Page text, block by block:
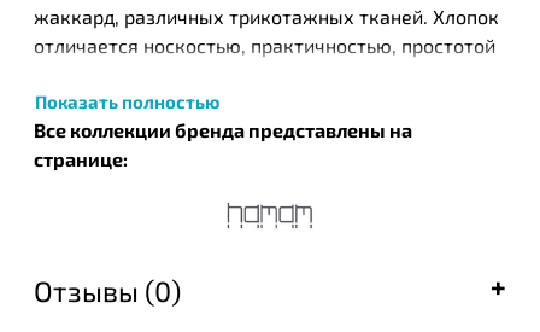
жаккард, различных трикотажных тканей. Хлопок
отличается носкостью, практичностью, простотой
обеспечивает приятный и комфортный отдых.
известных на то время компании ЕКЕ и турецкого
банных полотенец, постельного белья и халатов,
Показать полностью
Все коллекции бренда представлены на
странице:
Отзывы (0)